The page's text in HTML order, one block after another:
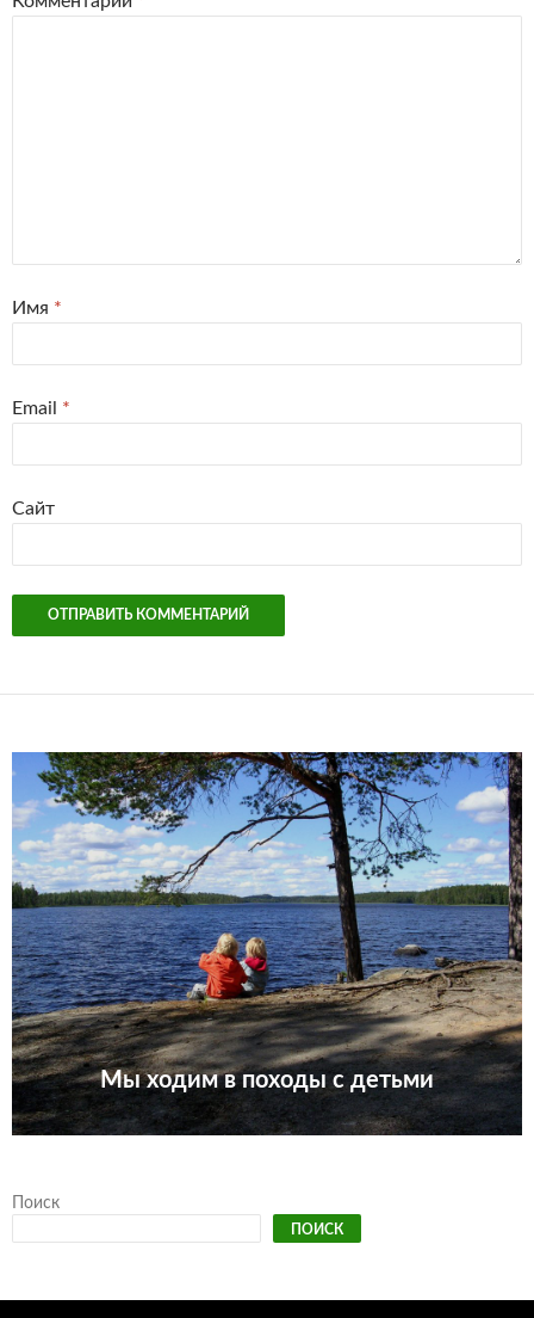
Имя *
Email *
Сайт
Мы ходим в походы с детьми
Поиск
ПОИСК